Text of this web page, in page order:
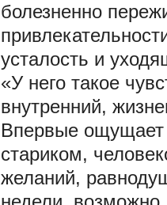
болезненно
усталость и
«У него такое
внутренний,
Впервые ощущает
стариком,
желаний,